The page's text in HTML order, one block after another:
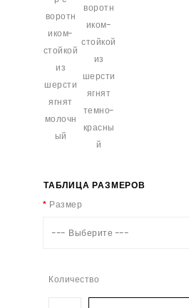
ТАБЛИЦА РАЗМЕРОВ
Размер
--- Выберите ---
Количество